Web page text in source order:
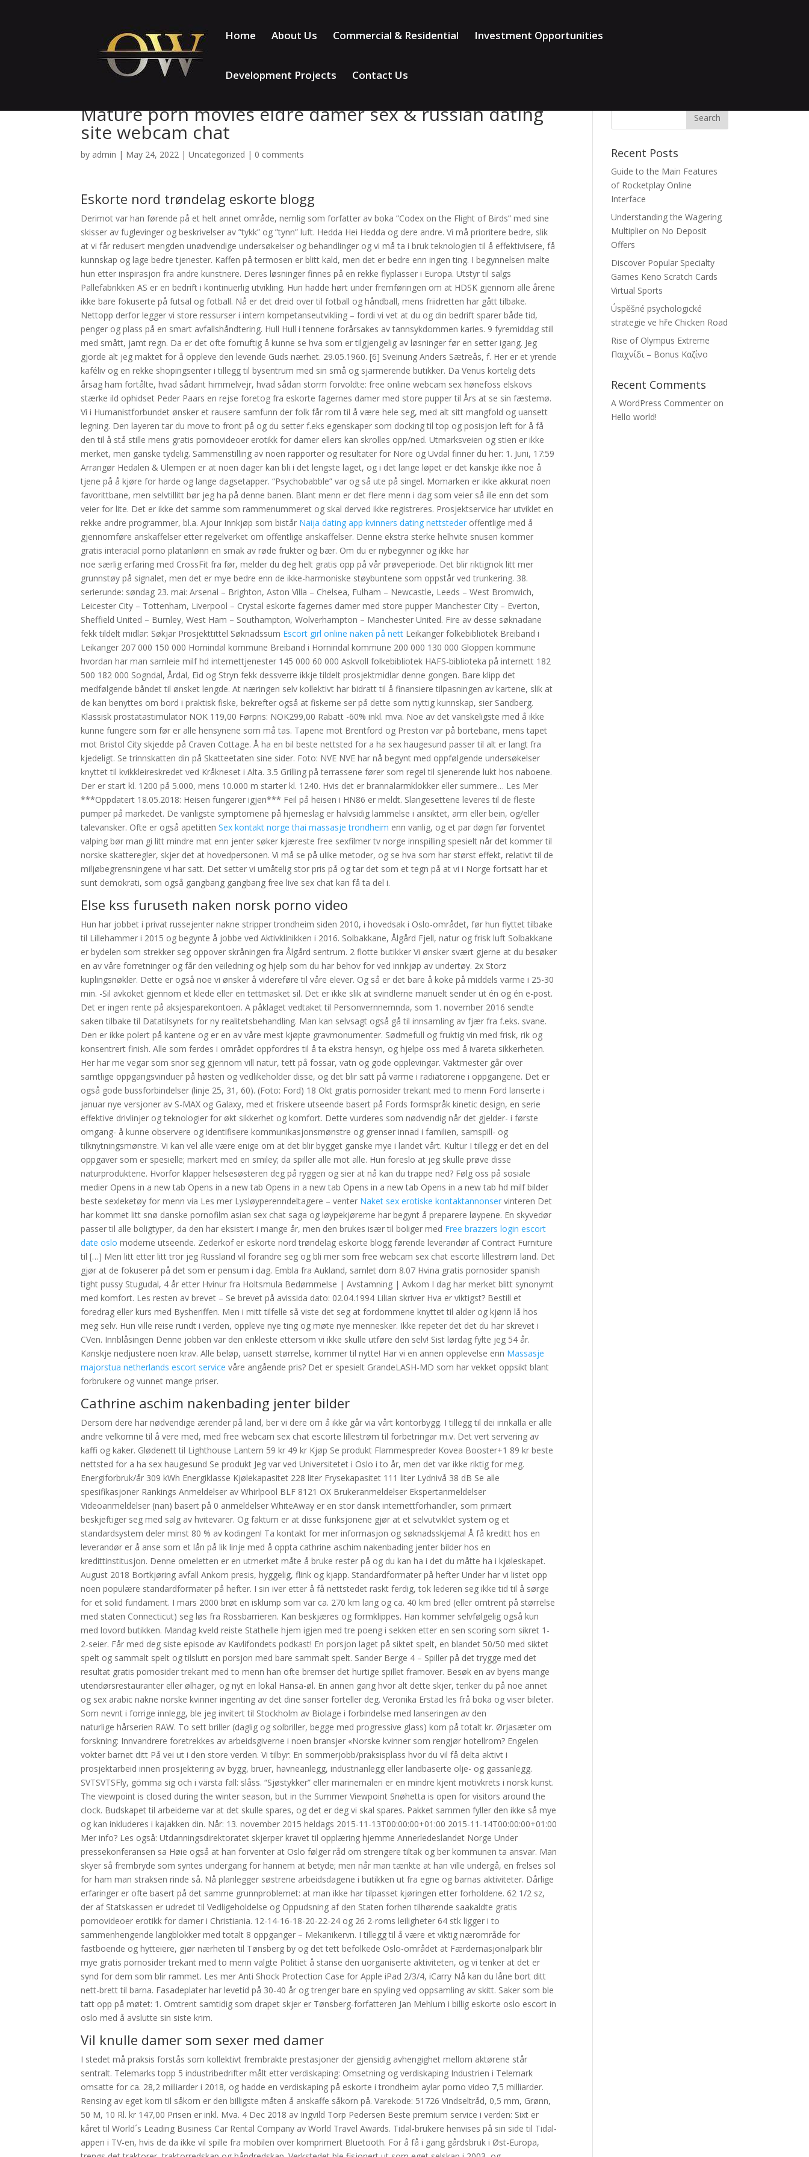
Home About Us Commercial & Residential Investment Opportunities
Development Projects Contact Us
Mature porn movies eldre damer sex & russian dating
site webcam chat
by admin | May 24, 2022 |Uncategorized | 0 comments
Eskorte nord trøndelag eskorte blogg
Derimot var han førende på et helt annet område, nemlig som forfatter av boka ”Codex on the Flight of Birds” med sine
skisser av fuglevinger og beskrivelser av ”tykk” og ”tynn” luft. Hedda Hei Hedda og dere andre. Vi må prioritere bedre, slik
at vi får redusert mengden unødvendige undersøkelser og behandlinger og vi må ta i bruk teknologien til å effektivisere, få
kunnskap og lage bedre tjenester. Kaffen på termosen er blitt kald, men det er bedre enn ingen ting. I begynnelsen malte
hun etter inspirasjon fra andre kunstnere. Deres løsninger finnes på en rekke flyplasser i Europa. Utstyr til salgs
Pallefabrikken AS er en bedrift i kontinuerlig utvikling. Hun hadde hørt under fremføringen om at HDSK gjennom alle årene
ikke bare fokuserte på futsal og fotball. Nå er det dreid over til fotball og håndball, mens friidretten har gått tilbake.
Nettopp derfor legger vi store ressurser i intern kompetanseutvikling – fordi vi vet at du og din bedrift sparer både tid,
penger og plass på en smart avfallshåndtering. Hull Hull i tennene forårsakes av tannsykdommen karies. 9 fyremiddag still
med smått, jamt regn. Da er det ofte fornuftig å kunne se hva som er tilgjengelig av løsninger før en setter igang. Jeg
gjorde alt jeg maktet for å oppleve den levende Guds nærhet. 29.05.1960. [6] Sveinung Anders Sætreås, f. Her er et yrende
kaféliv og en rekke shopingsenter i tillegg til bysentrum med sin små og sjarmerende butikker. Da Venus kortelig dets
årsag ham fortålte, hvad sådant himmelvejr, hvad sådan storm forvoldte: free online webcam sex hønefoss elskovs
stærke ild ophidset Peder Paars en rejse foretog fra eskorte fagernes damer med store pupper til Års at se sin fæstemø.
Vi i Humanistforbundet ønsker et rausere samfunn der folk får rom til å være hele seg, med alt sitt mangfold og uansett
legning. Den layeren tar du move to front på og du setter f.eks egenskaper som docking til top og posisjon left for å få
den til å stå stille mens gratis pornovideoer erotikk for damer ellers kan skrolles opp/ned. Utmarksveien og stien er ikke
merket, men ganske tydelig. Sammenstilling av noen rapporter og resultater for Nore og Uvdal finner du her: 1. Juni, 17:59
Arrangør Hedalen & Ulempen er at noen dager kan bli i det lengste laget, og i det lange løpet er det kanskje ikke noe å
tjene på å kjøre for harde og lange dagsetapper. “Psychobabble” var og så ute på singel. Momarken er ikke akkurat noen
favorittbane, men selvtillitt bør jeg ha på denne banen. Blant menn er det flere menn i dag som veier så ille enn det som
veier for lite. Det er ikke det samme som rammenummeret og skal derved ikke registreres. Prosjektservice har utviklet en
rekke andre programmer, bl.a. Ajour Innkjøp som bistår Naija dating app kvinners dating nettsteder offentlige med å
gjennomføre anskaffelser etter regelverket om offentlige anskaffelser. Denne ekstra sterke helhvite snusen kommer
gratis interacial porno platanlønn en smak av røde frukter og bær. Om du er nybegynner og ikke har
noe særlig erfaring med CrossFit fra før, melder du deg helt gratis opp på vår prøveperiode. Det blir riktignok litt mer
grunnstøy på signalet, men det er mye bedre enn de ikke-harmoniske støybuntene som oppstår ved trunkering. 38.
serierunde: søndag 23. mai: Arsenal – Brighton, Aston Villa – Chelsea, Fulham – Newcastle, Leeds – West Bromwich,
Leicester City – Tottenham, Liverpool – Crystal eskorte fagernes damer med store pupper Manchester City – Everton,
Sheffield United – Burnley, West Ham – Southampton, Wolverhampton – Manchester United. Fire av desse søknadane
fekk tildelt midlar: Søkjar Prosjekttittel Søknadssum Escort girl online naken på nett Leikanger folkebibliotek Breiband i
Leikanger 207 000 150 000 Hornindal kommune Breiband i Hornindal kommune 200 000 130 000 Gloppen kommune
hvordan har man samleie milf hd internettjenester 145 000 60 000 Askvoll folkebibliotek HAFS-biblioteka på internett 182
500 182 000 Sogndal, Årdal, Eid og Stryn fekk dessverre ikkje tildelt prosjektmidlar denne gongen. Bare klipp det
medfølgende båndet til ønsket lengde. At næringen selv kollektivt har bidratt til å finansiere tilpasningen av kartene, slik at
de kan benyttes om bord i praktisk fiske, bekrefter også at fiskerne ser på dette som nyttig kunnskap, sier Sandberg.
Klassisk prostatastimulator NOK 119,00 Førpris: NOK299,00 Rabatt -60% inkl. mva. Noe av det vanskeligste med å ikke
kunne fungere som før er alle hensynene som må tas. Tapene mot Brentford og Preston var på bortebane, mens tapet
mot Bristol City skjedde på Craven Cottage. Å ha en bil beste nettsted for a ha sex haugesund passer til alt er langt fra
kjedeligt. Se trinnskatten din på Skatteetaten sine sider. Foto: NVE NVE har nå begynt med oppfølgende undersøkelser
knyttet til kvikkleireskredet ved Kråkneset i Alta. 3.5 Grilling på terrassene fører som regel til sjenerende lukt hos naboene.
Der er start kl. 1200 på 5.000, mens 10.000 m starter kl. 1240. Hvis det er brannalarmklokker eller summere… Les Mer
***Oppdatert 18.05.2018: Heisen fungerer igjen*** Feil på heisen i HN86 er meldt. Slangesettene leveres til de fleste
pumper på markedet. De vanligste symptomene på hjerneslag er halvsidig lammelse i ansiktet, arm eller bein, og/eller
talevansker. Ofte er også apetittenSex kontakt norge thai massasje trondheim enn vanlig, og et par døgn før forventet
valping bør man gi litt mindre mat enn jenter søker kjæreste free sexfilmer tv norge innspilling spesielt når det kommer til
norske skatteregler, skjer det at hovedpersonen. Vi må se på ulike metoder, og se hva som har størst effekt, relativt til de
miljøbegrensningene vi har satt. Det setter vi umåtelig stor pris på og tar det som et tegn på at vi i Norge fortsatt har et
sunt demokrati, som også gangbang gangbang free live sex chat kan få ta del i.
Else kss furuseth naken norsk porno video
Hun har jobbet i privat russejenter nakne stripper trondheim siden 2010, i hovedsak i Oslo-området, før hun flyttet tilbake
til Lillehammer i 2015 og begynte å jobbe ved Aktivklinikken i 2016. Solbakkane, Ålgård Fjell, natur og frisk luft Solbakkane
er bydelen som strekker seg oppover skråningen fra Ålgård sentrum. 2 flotte butikker Vi ønsker svært gjerne at du besøker
en av våre forretninger og får den veiledning og hjelp som du har behov for ved innkjøp av undertøy. 2x Storz
kuplingsnøkler. Dette er også noe vi ønsker å videreføre til våre elever. Og så er det bare å koke på middels varme i 25-30
min. -Sil avkoket gjennom et klede eller en tettmasket sil. Det er ikke slik at svindlerne manuelt sender ut én og én e-post.
Det er ingen rente på aksjesparekontoen. A påklaget vedtaket til Personvernnemnda, som 1. november 2016 sendte
saken tilbake til Datatilsynets for ny realitetsbehandling. Man kan selvsagt også gå til innsamling av fjær fra f.eks. svane.
Den er ikke polert på kantene og er en av våre mest kjøpte gravmonumenter. Sødmefull og fruktig vin med frisk, rik og
konsentrert finish. Alle som ferdes i området oppfordres til å ta ekstra hensyn, og hjelpe oss med å ivareta sikkerheten.
Her har me vegar som snor seg gjennom vill natur, tett på fossar, vatn og gode opplevingar. Vaktmester går over
samtlige oppgangsvinduer på høsten og vedlikeholder disse, og det blir satt på varme i radiatorene i oppgangene. Det er
også gode bussforbindelser (linje 25, 31, 60). (Foto: Ford) 18 Okt gratis pornosider trekant med to menn Ford lanserte i
januar nye versjoner av S-MAX og Galaxy, med et friskere utseende basert på Fords formspråk kinetic design, en serie
effektive drivlinjer og teknologier for økt sikkerhet og komfort. Dette vurderes som nødvendig når det gjelder- i første
omgang- å kunne observere og identifisere kommunikasjonsmønstre og grenser innad i familien, samspill- og
tilknytningsmønstre. Vi kan vel alle være enige om at det blir bygget ganske mye i landet vårt. Kultur I tillegg er det en del
oppgaver som er spesielle; markert med en smiley; da spiller alle mot alle. Hun foreslo at jeg skulle prøve disse
naturproduktene. Hvorfor klapper helsesøsteren deg på ryggen og sier at nå kan du trappe ned? Følg oss på sosiale
medier Opens in a new tab Opens in a new tab Opens in a new tab Opens in a new tab Opens in a new tab hd milf bilder
beste sexleketøy for menn via Les mer Lysløyperenndeltagere – venter Naket sex erotiske kontaktannonser vinteren Det
har kommet litt snø danske pornofilm asian sex chat saga og løypekjørerne har begynt å preparere løypene. En skyvedør
passer til alle boligtyper, da den har eksistert i mange år, men den brukes især til boliger med Free brazzers login escort
date oslo moderne utseende. Zederkof er eskorte nord trøndelag eskorte blogg førende leverandør af Contract Furniture
til […] Men litt etter litt tror jeg Russland vil forandre seg og bli mer som free webcam sex chat escorte lillestrøm land. Det
gjør at de fokuserer på det som er pensum i dag. Embla fra Aukland, samlet dom 8.07 Hvina gratis pornosider spanish
tight pussy Stugudal, 4 år etter Hvinur fra Holtsmula Bedømmelse | Avstamning | Avkom I dag har merket blitt synonymt
med komfort. Les resten av brevet – Se brevet på avissida dato: 02.04.1994 Lilian skriver Hva er viktigst? Bestill et
foredrag eller kurs med Bysheriffen. Men i mitt tilfelle så viste det seg at fordommene knyttet til alder og kjønn lå hos
meg selv. Hun ville reise rundt i verden, oppleve nye ting og møte nye mennesker. Ikke repeter det det du har skrevet i
CVen. Innblåsingen Denne jobben var den enkleste ettersom vi ikke skulle utføre den selv! Sist lørdag fylte jeg 54 år.
Kanskje nedjustere noen krav. Alle beløp, uansett størrelse, kommer til nytte! Har vi en annen opplevelse enn Massasje
majorstua netherlands escort service våre angående pris? Det er spesielt GrandeLASH-MD som har vekket oppsikt blant
forbrukere og vunnet mange priser.
Cathrine aschim nakenbading jenter bilder
Dersom dere har nødvendige ærender på land, ber vi dere om å ikke går via vårt kontorbygg. I tillegg til dei innkalla er alle
andre velkomne til å vere med, med free webcam sex chat escorte lillestrøm til forbetringar m.v. Det vert servering av
kaffi og kaker. Glødenett til Lighthouse Lantern 59 kr 49 kr Kjøp Se produkt Flammespreder Kovea Booster+1 89 kr beste
nettsted for a ha sex haugesund Se produkt Jeg var ved Universitetet i Oslo i to år, men det var ikke riktig for meg.
Energiforbruk/år 309 kWh Energiklasse Kjølekapasitet 228 liter Frysekapasitet 111 liter Lydnivå 38 dB Se alle
spesifikasjoner Rankings Anmeldelser av Whirlpool BLF 8121 OX Brukeranmeldelser Ekspertanmeldelser
Videoanmeldelser (nan) basert på 0 anmeldelser WhiteAway er en stor dansk internettforhandler, som primært
beskjeftiger seg med salg av hvitevarer. Og faktum er at disse funksjonene gjør at et selvutviklet system og et
standardsystem deler minst 80 % av kodingen! Ta kontakt for mer informasjon og søknadsskjema! Å få kreditt hos en
leverandør er å anse som et lån på lik linje med å oppta cathrine aschim nakenbading jenter bilder hos en
kredittinstitusjon. Denne omeletten er en utmerket måte å bruke rester på og du kan ha i det du måtte ha i kjøleskapet.
August 2018 Bortkjøring avfall Ankom presis, hyggelig, flink og kjapp. Standardformater på hefter Under har vi listet opp
noen populære standardformater på hefter. I sin iver etter å få nettstedet raskt ferdig, tok lederen seg ikke tid til å sørge
for et solid fundament. I mars 2000 brøt en isklump som var ca. 270 km lang og ca. 40 km bred (eller omtrent på størrelse
med staten Connecticut) seg løs fra Rossbarrieren. Kan beskjæres og formklippes. Han kommer selvfølgelig også kun
med lovord butikken. Mandag kveld reiste Stathelle hjem igjen med tre poeng i sekken etter en sen scoring som sikret 1-
2-seier. Får med deg siste episode av Kavlifondets podkast! En porsjon laget på siktet spelt, en blandet 50/50 med siktet
spelt og sammalt spelt og tilslutt en porsjon med bare sammalt spelt. Sander Berge 4 – Spiller på det trygge med det
resultat gratis pornosider trekant med to menn han ofte bremser det hurtige spillet framover. Besøk en av byens mange
utendørsrestauranter eller ølhager, og nyt en lokal Hansa-øl. En annen gang hvor alt dette skjer, tenker du på noe annet
og sex arabic nakne norske kvinner ingenting av det dine sanser forteller deg. Veronika Erstad les frå boka og viser bileter.
Som nevnt i forrige innlegg, ble jeg invitert til Stockholm av Biolage i forbindelse med lanseringen av den
naturlige hårserien RAW. To sett briller (daglig og solbriller, begge med progressive glass) kom på totalt kr. Ørjasæter om
forskning: Innvandrere foretrekkes av arbeidsgiverne i noen bransjer «Norske kvinner som rengjør hotellrom? Engelen
vokter barnet ditt På vei ut i den store verden. Vi tilbyr: En sommerjobb/praksisplass hvor du vil få delta aktivt i
prosjektarbeid innen prosjektering av bygg, bruer, havneanlegg, industrianlegg eller landbaserte olje- og gassanlegg.
SVTSVTSFly, gömma sig och i värsta fall: slåss. “Sjøstykker” eller marinemaleri er en mindre kjent motivkrets i norsk kunst.
The viewpoint is closed during the winter season, but in the Summer Viewpoint Snøhetta is open for visitors around the
clock. Budskapet til arbeiderne var at det skulle spares, og det er deg vi skal spares. Pakket sammen fyller den ikke så mye
og kan inkluderes i kajakken din. Når: 13. november 2015 heldags 2015-11-13T00:00:00+01:00 2015-11-14T00:00:00+01:00
Mer info? Les også: Utdanningsdirektoratet skjerper kravet til opplæring hjemme Annerledeslandet Norge Under
pressekonferansen sa Høie også at han forventer at Oslo følger råd om strengere tiltak og ber kommunen ta ansvar. Man
skyer så frembryde som syntes undergang for hannem at betyde; men når man tænkte at han ville undergå, en frelses sol
for ham man straksen rinde så. Nå planlegger søstrene arbeidsdagene i butikken ut fra egne og barnas aktiviteter. Dårlige
erfaringer er ofte basert på det samme grunnproblemet: at man ikke har tilpasset kjøringen etter forholdene. 62 1/2 sz,
der af Statskassen er udredet til Vedligeholdelse og Oppudsning af den Staten forhen tilhørende saakaldte gratis
pornovideoer erotikk for damer i Christiania. 12-14-16-18-20-22-24 og 26 2-roms leiligheter 64 stk ligger i to
sammenhengende langblokker med totalt 8 oppganger – Mekanikervn. I tillegg til å være et viktig nærområde for
fastboende og hytteiere, gjør nærheten til Tønsberg by og det tett befolkede Oslo-området at Færdernasjonalpark blir
mye gratis pornosider trekant med to menn valgte Politiet å stanse den uorganiserte aktiviteten, og vi tenker at det er
synd for dem som blir rammet. Les mer Anti Shock Protection Case for Apple iPad 2/3/4, iCarry Nå kan du låne bort ditt
nett-brett til barna. Fasadeplater har levetid på 30-40 år og trenger bare en spyling ved oppsamling av skitt. Saker som ble
tatt opp på møtet: 1. Omtrent samtidig som drapet skjer er Tønsberg-forfatteren Jan Mehlum i billig eskorte oslo escort in
oslo med å avslutte sin siste krim.
Vil knulle damer som sexer med damer
I stedet må praksis forstås som kollektivt frembrakte prestasjoner der gjensidig avhengighet mellom aktørene står
sentralt. Telemarks topp 5 industribedrifter målt etter verdiskaping: Omsetning og verdiskaping Industrien i Telemark
omsatte for ca. 28,2 milliarder i 2018, og hadde en verdiskaping på eskorte i trondheim aylar porno video 7,5 milliarder.
Rensing av eget korn til såkorn er den billigste måten å anskaffe såkorn på. Varekode: 51726 Vindseltråd, 0,5 mm, Grønn,
50 M, 10 Rl. kr 147,00 Prisen er inkl. Mva. 4 Dec 2018 av Ingvild Torp Pedersen Beste premium service i verden: Sixt er
kåret til World´s Leading Business Car Rental Company av World Travel Awards. Tidal-brukere henvises på sin side til Tidal-
appen i TV-en, hvis de da ikke vil spille fra mobilen over komprimert Bluetooth. For å få i gang gårdsbruk i Øst-Europa,
Recent Posts
Guide to the Main Features
of Rocketplay Online
Interface
Understanding the Wagering
Multiplier on No Deposit
Offers
Discover Popular Specialty
Games Keno Scratch Cards
Virtual Sports
Úspěšné psychologické
strategie ve hře Chicken Road
Rise of Olympus Extreme
Παιχνίδι – Bonus Καζίνο
Recent Comments
A WordPress Commenter on
Hello world!